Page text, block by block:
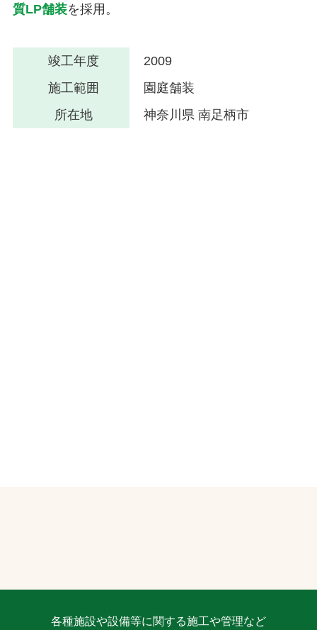
質LP舗装を採用。
竣工年度
2009
施工範囲
園庭舗装
所在地
神奈川県 南足柄市
各種施設や設備等に関する施工や管理など